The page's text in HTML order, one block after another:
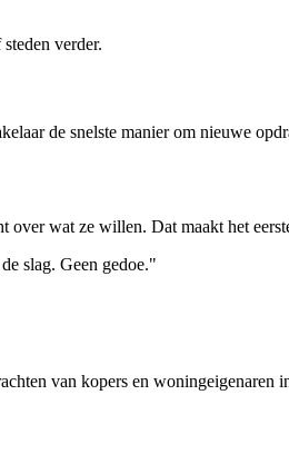
verder.
de snelste manier om nieuwe
wat ze willen. Dat maakt het
slag. Geen gedoe."
van kopers en woningeigenaren